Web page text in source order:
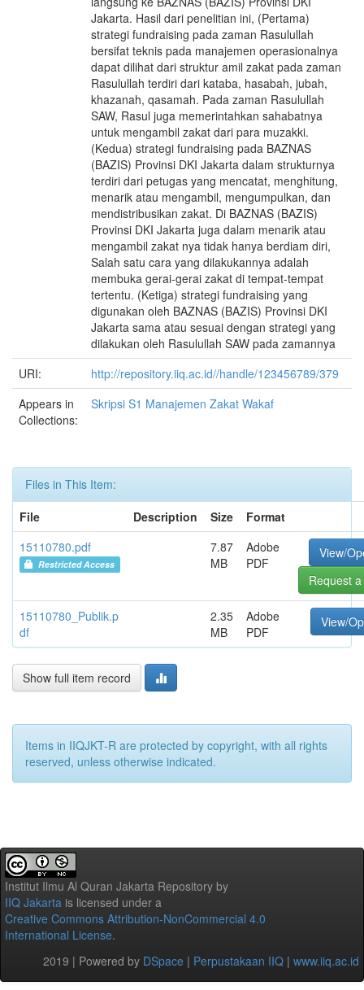
Jakarta. Hasil dari penelitian ini, (Pertama)
strategi fundraising pada zaman Rasulullah
bersifat teknis pada manajemen operasionalnya
dapat dilihat dari struktur amil zakat pada zaman
Rasulullah terdiri dari kataba, hasabah, jubah,
khazanah, qasamah. Pada zaman Rasulullah
SAW, Rasul juga memerintahkan sahabatnya
untuk mengambil zakat dari para muzakki.
(Kedua) strategi fundraising pada BAZNAS
(BAZIS) Provinsi DKI Jakarta dalam strukturnya
terdiri dari petugas yang mencatat, menghitung,
menarik atau mengambil, mengumpulkan, dan
mendistribusikan zakat. Di BAZNAS (BAZIS)
Provinsi DKI Jakarta juga dalam menarik atau
mengambil zakat nya tidak hanya berdiam diri,
Salah satu cara yang dilakukannya adalah
membuka gerai-gerai zakat di tempat-tempat
tertentu. (Ketiga) strategi fundraising yang
digunakan oleh BAZNAS (BAZIS) Provinsi DKI
Jakarta sama atau sesuai dengan strategi yang
dilakukan oleh Rasulullah SAW pada zamannya
URI:
http://repository.iiq.ac.id//handle/123456789/379
Appears in
Collections:
Skripsi S1 Manajemen Zakat Wakaf
Files in This Item:
File
Description Size
Format
15110780.pdf
Restricted Access
7.87
MB
Adobe
PDF
View/
Request
15110780_Publik.p
df
2.35
MB
Adobe
PDF
View/
Show full item record
Items in IIQJKT-R are protected by copyright, with all rights
reserved, unless otherwise indicated.
Institut Ilmu Al Quran Jakarta Repository by
IIQ Jakarta is licensed under a
Creative Commons Attribution-NonCommercial 4.0
International License.
2019 | Powered by DSpace | Perpustakaan IIQ | www.iiq.ac.id